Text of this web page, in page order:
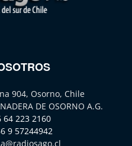
904, Osorno, Chile
DE OSORNO A.G.
64 223 2160
9 57244942